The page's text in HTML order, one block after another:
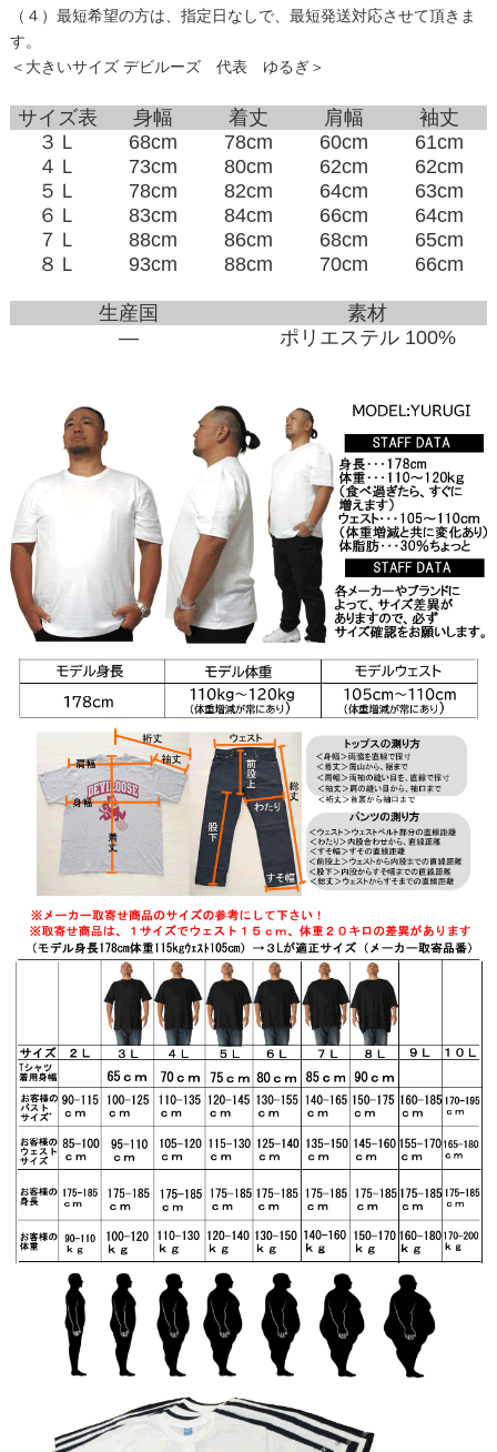
（４）最短希望の方は、指定日なしで、最短発送対応させて頂きま
す。
＜大きいサイズ デビルーズ 代表 ゆるぎ＞
サイズ表 身幅 着丈 肩幅
袖丈
３Ｌ
68cm 78cm 60cm
61cm
４Ｌ
73cm 80cm 62cm
62cm
５Ｌ
78cm 82cm 64cm
63cm
６Ｌ
83cm 84cm 66cm
64cm
７Ｌ
88cm 86cm 68cm
65cm
８Ｌ
93cm 88cm 70cm 66cm
生産国
素材
―
ポリエステル 100%